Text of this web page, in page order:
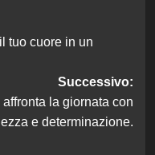
tuo cuore in un
Successivo:
la giornata con
e determinazione.